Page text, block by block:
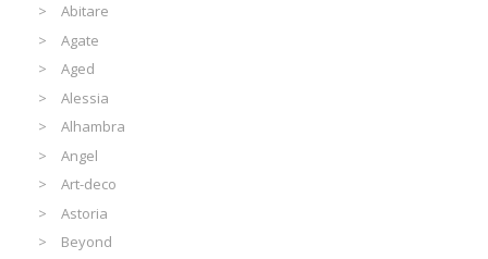
Abitare
Agate
Aged
Alessia
Alhambra
Angel
Art-deco
Astoria
Beyond